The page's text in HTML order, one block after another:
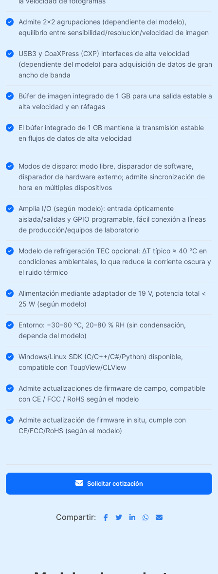
Admite 2×2 agrupaciones (dependiente del modelo),
equilibrio entre sensibilidad/resolución/velocidad de imagen
USB3 y CoaXPress (CXP) interfaces de alta velocidad
(dependiente del modelo) para adquisición de datos de gran
ancho de banda
Búfer de imagen integrado de 1 GB para una salida estable a
alta velocidad y en ráfagas
El búfer integrado de 1 GB mantiene la transmisión estable
en flujos de datos de alta velocidad
Modos de disparo: modo libre, disparador de software,
disparador de hardware externo; admite sincronización de
hora en múltiples dispositivos
Amplia I/O (según modelo): entrada ópticamente
aislada/salidas y GPIO programable, fácil conexión a líneas
de producción/equipos de laboratorio
Modelo de refrigeración TEC opcional: ΔT típico ≈ 40 °C en
condiciones ambientales, lo que reduce la corriente oscura y
el ruido térmico
Alimentación mediante adaptador de 19 V, potencia total <
25 W (según modelo)
Entorno: −30–60 °C, 20–80 % RH (sin condensación,
depende del modelo)
Windows/Linux SDK (C/C++/C#/Python) disponible,
compatible con ToupView/CLView
Admite actualizaciones de firmware de campo, compatible
con CE / FCC / RoHS según el modelo
Admite actualización de firmware in situ, cumple con
CE/FCC/RoHS (según el modelo)
Solicitar cotización
Compartir: